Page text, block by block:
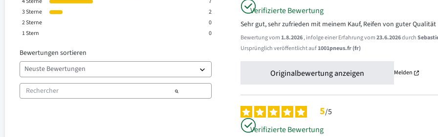
3Sterne
2
2Sterne
0
1Stern 0
Bewertungen sortieren
Verifizierte Bewertung
Sehr gut, sehr zufrieden mit meinem Kauf, Reifen von guter Qualität
Bewertung vom1.8.2026, infolge einer Erfahrung vom23.6.2026durch
Ursprünglich veröffentlicht auf1001pneus.fr (fr)
Originalbewertung anzeigen Melden
5/5
Verifizierte Bewertung